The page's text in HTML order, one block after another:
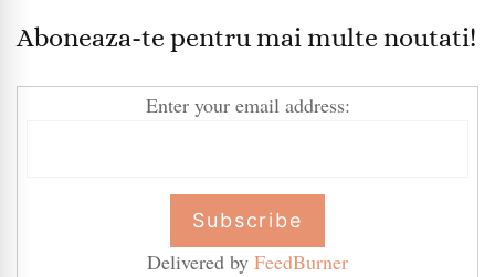
Aboneaza-te pentru mai multe noutati!
Enter your email address:
Delivered by FeedBurner